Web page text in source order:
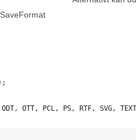
OTT, PCL, PS, RTF, SVG,